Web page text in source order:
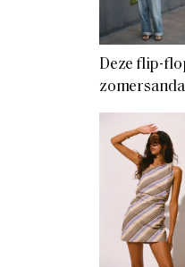
Deze flip-